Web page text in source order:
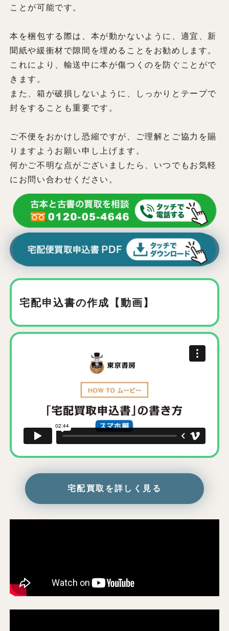
ことが可能です。
本を梱包する際は、本が動かないように、適宜、新
聞紙や緩衝材で隙間を埋めることをお勧めします。
これにより、輸送中に本が傷つくのを防ぐことがで
きます。
また、箱が破損しないように、しっかりとテープで
封をすることも重要です。
ご不便をおかけし恐縮ですが、ご理解とご協力を賜
りますようお願い申し上げます。
何かご不明な点がございましたら、いつでもお気軽
にお問い合わせください。
宅配申込書の作成【動画】
宅配買取を詳しく見る